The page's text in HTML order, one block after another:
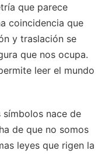
que parece
coincidencia que
y traslación se
que nos ocupa.
leer el mundo
nace de
de que no somos
leyes que rigen la